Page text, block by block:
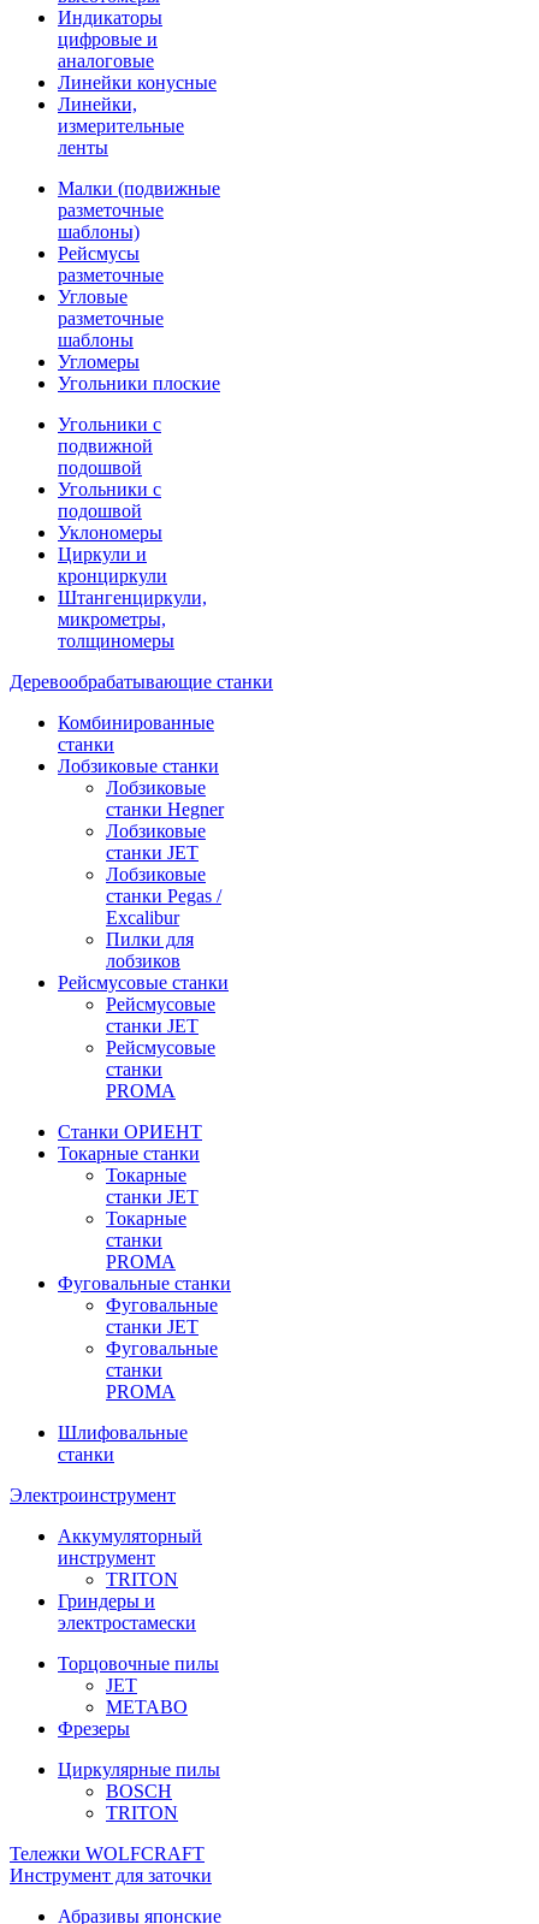
Индикаторы
цифровые и
аналоговые
Линейки конусные
Линейки,
измерительные
ленты
Малки (подвижные
разметочные
шаблоны)
Рейсмусы
разметочные
Угловые
разметочные
шаблоны
Угломеры
Угольники плоские
Угольники с
подвижной
подошвой
Угольники с
подошвой
Уклономеры
Циркули и
кронциркули
Штангенциркули,
микрометры,
толщиномеры
Деревообрабатывающие станки
Комбинированные
станки
Лобзиковые станки
Лобзиковые
станки Hegner
Лобзиковые
станки JET
Лобзиковые
станки Pegas /
Excalibur
Пилки для
лобзиков
Рейсмусовые станки
Рейсмусовые
станки JET
Рейсмусовые
станки
PROMA
Станки ОРИЕНТ
Токарные станки
Toкарные
станки JET
Токарные
станки
PROMA
Фуговальные станки
Фуговальные
станки JET
Фуговальные
станки
PROMA
Шлифовальные
станки
Электроинструмент
Аккумуляторный
инструмент
TRITON
Гриндеры и
электростамески
Торцовочные пилы
JET
METABO
Фрезеры
Циркулярные пилы
BOSCH
TRITON
Тележки WOLFCRAFT
Инструмент для заточки
Абразивы японские